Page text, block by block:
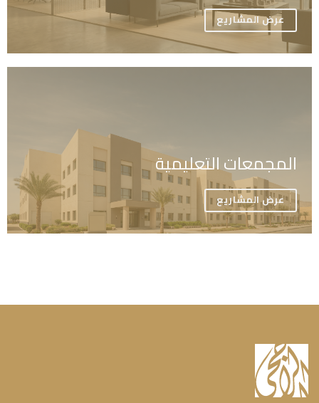
عرض المشاريع
المجمعات التعليمية
عرض المشاريع